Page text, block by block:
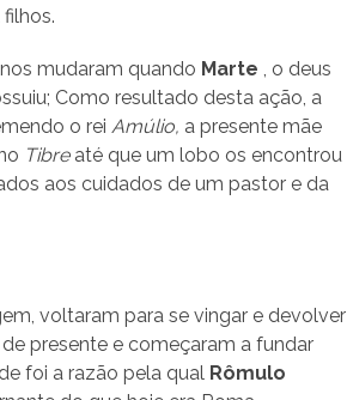
mudaram quando Marte , o deus
Como resultado desta ação, a
o rei Amúlio, a presente mãe
Tibreaté que um lobo os encontrou
aos cuidados de um pastor e da
voltaram para se vingar e devolver
presente e começaram a fundar
foi a razão pela qual Rômulo